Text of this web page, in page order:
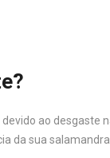
ao desgaste
da sua